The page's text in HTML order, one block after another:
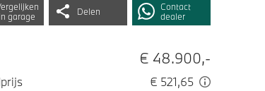
in garage
Delen
Contact
dealer
€ 48.900,-
€ 521,65